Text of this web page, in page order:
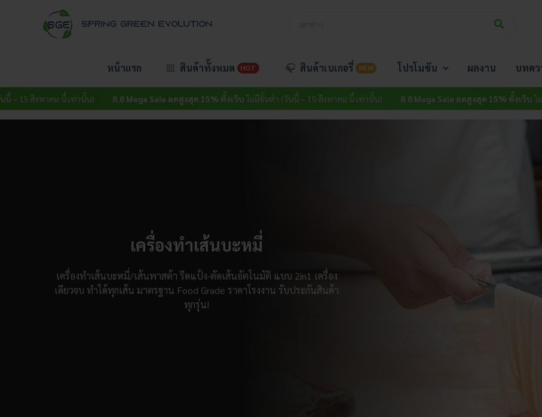
หน้าแรก สินค้าทั้งหมด HOT สินค้าเบเกอรี่ NEW โปรโมชัน ผลงาน บทคว
คม นี้ เท่านั้น) 8.8 Mega Sale ลดสูงสุด 15% ทั้งเว็บ ไม่มีขั้นต่ำ (วันนี้ – 15 สิงหาคม นี้ เท่านั้น) 8.8 Mega Sale ลดสูงสุด 15% ทั้งเว็บ ไม่มีขั้นต่ำ (วัน
เครื่องทำเส้นบะหมี่
เครื่องทำเส้นบะหมี่/เส้นพาสต้า รีดแป้ง-ตัดเส้นอัตโนมัติ แบบ 2in1 เครื่อง
เดียวจบ ทำได้ทุกเส้น มาตรฐาน Food Grade ราคาโรงงาน รับประกันสินค้า
ทุกรุ่น!